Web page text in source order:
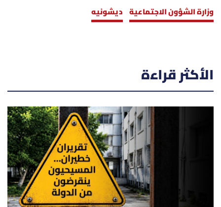
وزارة الشؤون الاجتماعية ديشونيه
الأكثر قراءة